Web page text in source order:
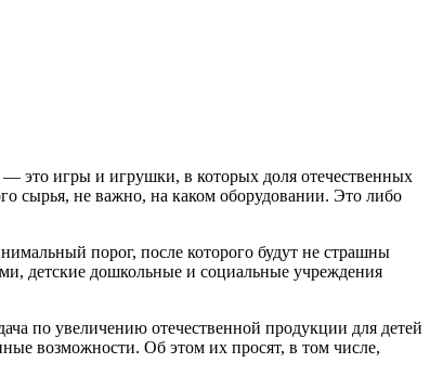
это игры и игрушки, в которых доля отечественных
сырья, не важно, на каком оборудовании. Это либо
порог, после которого будут не страшны
детские дошкольные и социальные учреждения
по увеличению отечественной продукции для детей
возможности. Об этом их просят, в том числе,